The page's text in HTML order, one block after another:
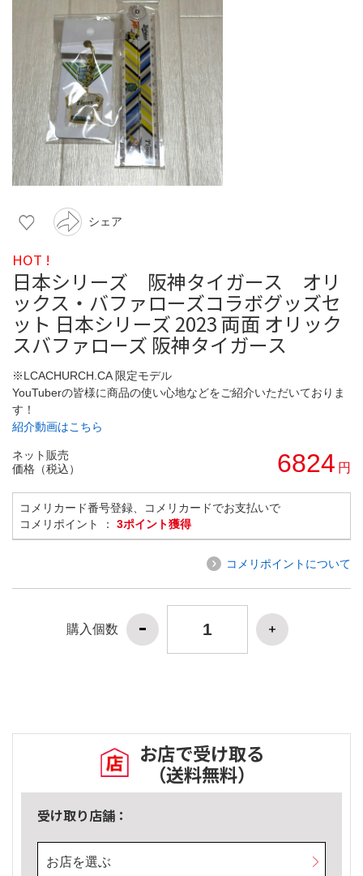
シェア
HOT !
日本シリーズ 阪神タイガース オリ
ックス・バファローズコラボグッズセ
ット 日本シリーズ 2023 両面 オリック
スバファローズ 阪神タイガース
※LCACHURCH.CA 限定モデル
YouTuberの皆様に商品の使い心地などをご紹介いただいておりま
す！
紹介動画はこちら
ネット販売
価格（税込）
6824 円
コメリカード番号登録、コメリカードでお支払いで
コメリポイント ： 3ポイント獲得
コメリポイントについて
購入個数
お店で受け取る
（送料無料）
受け取り店舗：
お店を選ぶ